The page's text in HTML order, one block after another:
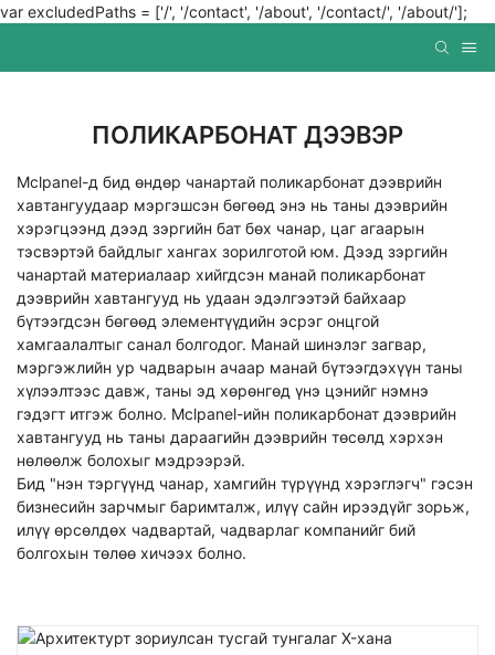
var excludedPaths = ['/', '/contact', '/about', '/contact/', '/about/'];
ПОЛИКАРБОНАТ ДЭЭВЭР
Mclpanel-д бид өндөр чанартай поликарбонат дээврийн
хавтангуудаар мэргэшсэн бөгөөд энэ нь таны дээврийн
хэрэгцээнд дээд зэргийн бат бөх чанар, цаг агаарын
тэсвэртэй байдлыг хангах зорилготой юм. Дээд зэргийн
чанартай материалаар хийгдсэн манай поликарбонат
дээврийн хавтангууд нь удаан эдэлгээтэй байхаар
бүтээгдсэн бөгөөд элементүүдийн эсрэг онцгой
хамгаалалтыг санал болгодог. Манай шинэлэг загвар,
мэргэжлийн ур чадварын ачаар манай бүтээгдэхүүн таны
хүлээлтээс давж, таны эд хөрөнгөд үнэ цэнийг нэмнэ
гэдэгт итгэж болно. Mclpanel-ийн поликарбонат дээврийн
хавтангууд нь таны дараагийн дээврийн төсөлд хэрхэн
нөлөөлж болохыг мэдрээрэй.
Бид "нэн тэргүүнд чанар, хамгийн түрүүнд хэрэглэгч" гэсэн
бизнесийн зарчмыг баримталж, илүү сайн ирээдүйг зорьж,
илүү өрсөлдөх чадвартай, чадварлаг компанийг бий
болгохын төлөө хичээх болно.